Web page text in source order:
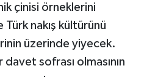
çinisi örneklerini
Türk nakış kültürünü
üzerinde yiyecek.
sofrası olmasının